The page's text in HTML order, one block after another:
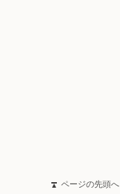
ページの先頭へ